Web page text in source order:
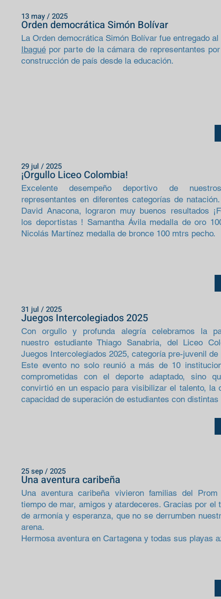
La Orden democrática Simón Bolívar fue entregado al
Ibagué por parte de la cámara de representantes
construcción de país desde la educación.
Orden democrática Simón Bolívar
13 may / 2025
Excelente desempeño deportivo de
representantes en diferentes categorías de
David Anacona, lograron muy buenos resultados
los deportistas ! Samantha Ávila medalla de oro
Nicolás Martínez medalla de bronce 100 mtrs pecho.
¡Orgullo Liceo Colombia!
29 jul / 2025
Con orgullo y profunda alegría celebramos la
nuestro estudiante Thiago Sanabria, del Liceo
Juegos Intercolegiados 2025, categoría pre-juvenil de
Este evento no solo reunió a más de 10
comprometidas con el deporte adaptado, sino
convirtió en un espacio para visibilizar el talento, la
capacidad de superación de estudiantes con
Juegos Intercolegiados 2025
31 jul / 2025
Una aventura caribeña vivieron familias del
tiempo de mar, amigos y atardeceres. Gracias por el
de armonía y esperanza, que no se derrumben
arena.
Hermosa aventura en Cartagena y todas sus playas
Una aventura caribeña
25 sep / 2025